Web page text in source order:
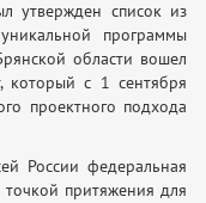
утвержден список из
программы
области вошел
который с 1 сентября
проектного подхода
России федеральная
притяжения для